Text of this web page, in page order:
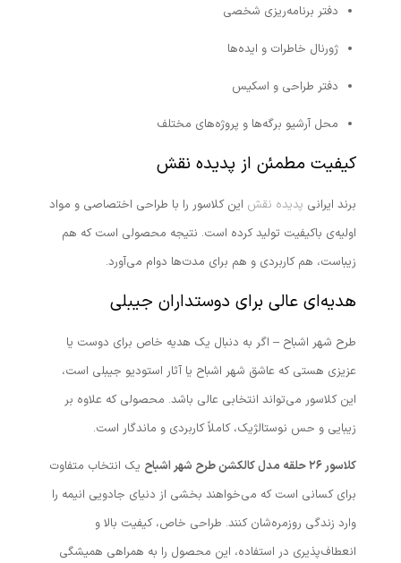
دفتر برنامه‌ریزی شخصی
ژورنال خاطرات و ایده‌ها
دفتر طراحی و اسکیس
محل آرشیو برگه‌ها و پروژه‌های مختلف
کیفیت مطمئن از پدیده نقش
برند ایرانی پدیده نقش این کلاسور را با طراحی اختصاصی و مواد
اولیه‌ی باکیفیت تولید کرده است. نتیجه محصولی است که هم
زیباست، هم کاربردی و هم برای مدت‌ها دوام می‌آورد.
هدیه‌ای عالی برای دوستداران جیبلی
طرح شهر اشباح – اگر به دنبال یک هدیه خاص برای دوست یا
عزیزی هستی که عاشق شهر اشباح یا آثار استودیو جیبلی است،
این کلاسور می‌تواند انتخابی عالی باشد. محصولی که علاوه بر
زیبایی و حس نوستالژیک، کاملاً کاربردی و ماندگار است.
کلاسور ۲۶ حلقه مدل کالکشن طرح شهر اشباح
یک انتخاب متفاوت
برای کسانی است که می‌خواهند بخشی از دنیای جادویی انیمه را
وارد زندگی روزمره‌شان کنند. طراحی خاص، کیفیت بالا و
انعطاف‌پذیری در استفاده، این محصول را به همراهی همیشگی